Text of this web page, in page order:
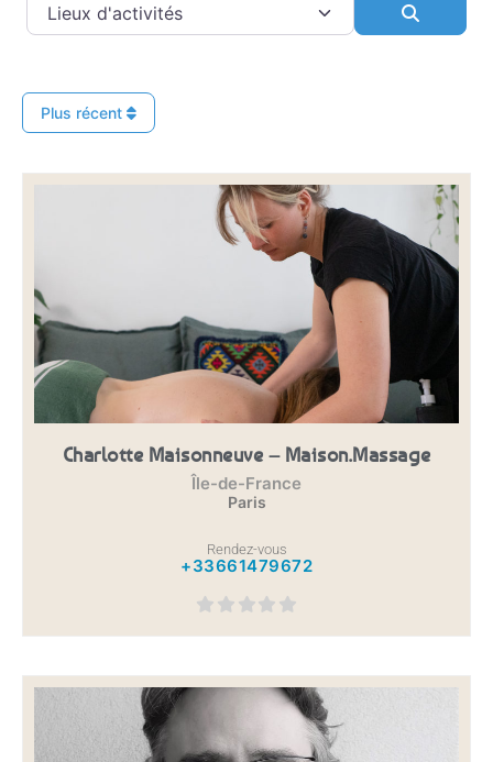
Plus récent
Charlotte Maisonneuve – Maison.massage
Île-de-France
Paris
Rendez-vous
+33661479672